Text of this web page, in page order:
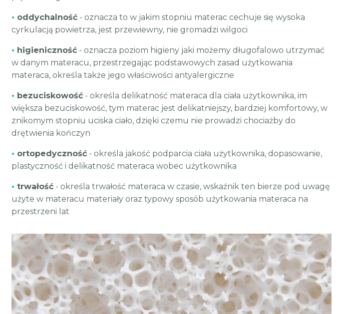
• oddychalność - oznacza to w jakim stopniu materac cechuje się wysoka
cyrkulacją powietrza, jest przewiewny, nie gromadzi wilgoci
• higieniczność - oznacza poziom higieny jaki możemy długofalowo utrzymać
w danym materacu, przestrzegając podstawowych zasad użytkowania
materaca, określa także jego właściwości antyalergiczne
• bezuciskowość - określa delikatność materaca dla ciała użytkownika, im
większa bezuciskowość, tym materac jest delikatniejszy, bardziej komfortowy, w
znikomym stopniu uciska ciało, dzięki czemu nie prowadzi chociażby do
drętwienia kończyn
• ortopedyczność - określa jakość podparcia ciała użytkownika, dopasowanie,
plastyczność i delikatność materaca wobec użytkownika
• trwałość - określa trwałość materaca w czasie, wskaźnik ten bierze pod uwagę
użyte w materacu materiały oraz typowy sposób użytkowania materaca na
przestrzeni lat